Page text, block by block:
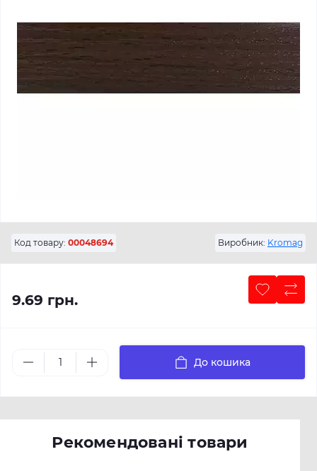
Код товару: 00048694 Виробник: Kromag
9.69 грн.
До кошика
Рекомендовані товари